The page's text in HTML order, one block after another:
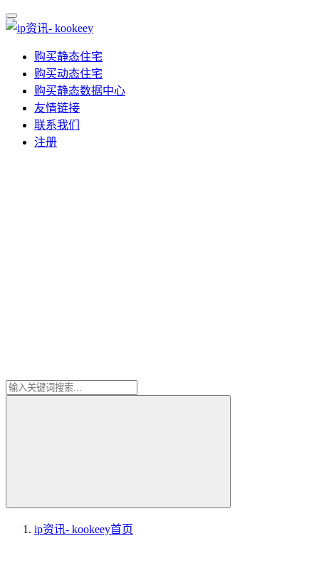
购买静态住宅
购买动态住宅
购买静态数据中心
友情链接
联系我们
注册
ip资讯- kookeey首页